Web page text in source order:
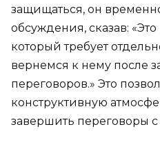
защищаться, он
обсуждения, сказав:
который требует
вернемся к нему после
переговоров.» Это
конструктивную
завершить переговоры